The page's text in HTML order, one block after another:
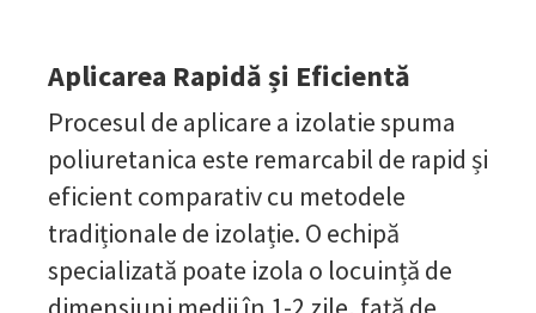
Aplicarea Rapidă și Eficientă
Procesul de aplicare a izolatie spuma
poliuretanica este remarcabil de rapid și
eficient comparativ cu metodele
tradiționale de izolație. O echipă
specializată poate izola o locuință de